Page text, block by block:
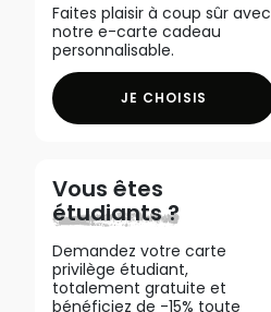
Faites plaisir à coup sûr avec
notre e-carte cadeau
personnalisable.
JE CHOISIS
Vous êtes
étudiants ?
Demandez votre carte
privilège étudiant,
totalement gratuite et
bénéficiez de -15% toute